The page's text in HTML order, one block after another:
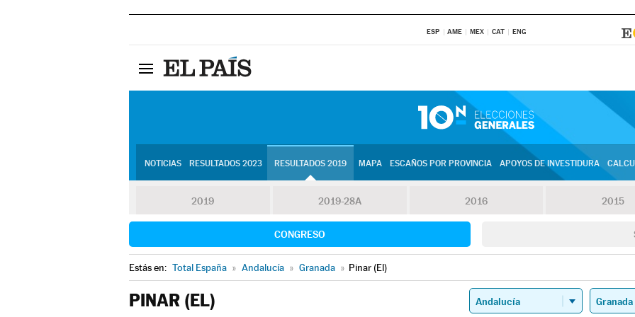
ESP AME MEX CAT ENG
NOTICIAS RESULTADOS 2023 RESULTADOS 2019 MAPA ESCAÑOS POR PROVINCIA APOYOS DE INVESTIDURA
2019 2019-28A 2016 2015
CONGRESO
Estás en: Total España » Andalucía » Granada » Pinar (El)
PINAR (EL)